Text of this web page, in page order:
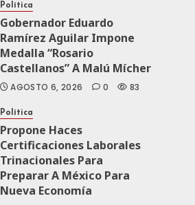
Política
Gobernador Eduardo
Ramírez Aguilar Impone
Medalla “Rosario
Castellanos” A Malú Mícher
AGOSTO 6, 2026 0 83
Política
Propone Haces
Certificaciones Laborales
Trinacionales Para
Preparar A México Para
Nueva Economía